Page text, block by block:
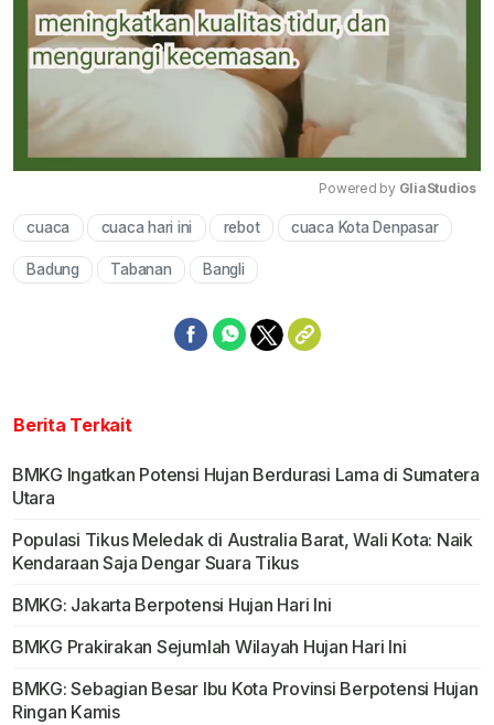
Mute
Powered by GliaStudios
cuaca cuaca hari ini rebot cuaca Kota Denpasar
Badung Tabanan Bangli
Berita Terkait
BMKG Ingatkan Potensi Hujan Berdurasi Lama di Sumatera
Utara
Populasi Tikus Meledak di Australia Barat, Wali Kota: Naik
Kendaraan Saja Dengar Suara Tikus
BMKG: Jakarta Berpotensi Hujan Hari Ini
BMKG Prakirakan Sejumlah Wilayah Hujan Hari Ini
BMKG: Sebagian Besar Ibu Kota Provinsi Berpotensi Hujan
Ringan Kamis